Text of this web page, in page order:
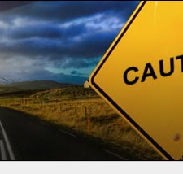
คราะห์ฟอเร็กซ์